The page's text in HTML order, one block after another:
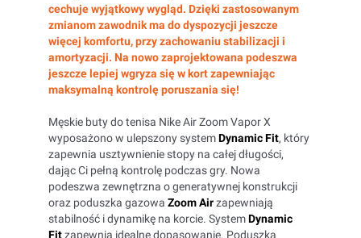
cechuje wyjątkowy wygląd. Dzięki zastosowanym
zmianom zawodnik ma do dyspozycji jeszcze
więcej komfortu, przy zachowaniu stabilizacji i
amortyzacji. Na nowo zaprojektowana podeszwa
jeszcze lepiej wgryza się w kort zapewniając
maksymalną kontrolę poruszania się!
Męskie buty do tenisa Nike Air Zoom Vapor X
wyposażono w ulepszony systemDynamic Fit, który
zapewnia usztywnienie stopy na całej długości,
dając Ci pełną kontrolę podczas gry. Nowa
podeszwa zewnętrzna o generatywnej konstrukcji
oraz poduszka gazowa Zoom Airzapewniają
stabilność i dynamikę na korcie. SystemDynamic
Fitzapewnia idealne dopasowanie. Poduszka